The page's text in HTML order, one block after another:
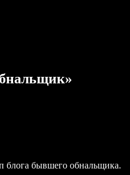
блога бывшего обнальщика.